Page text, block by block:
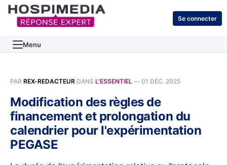
Se connecter
Menu
PAR REX-REDACTEUR DANS L'ESSENTIEL — 01 DÉC. 2025
Modification des règles de
financement et prolongation du
calendrier pour l'expérimentation
PEGASE